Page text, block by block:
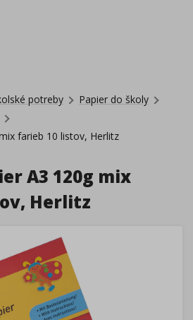
potreby
Papier do školy
farieb 10 listov, Herlitz
A3 120g mix
Herlitz